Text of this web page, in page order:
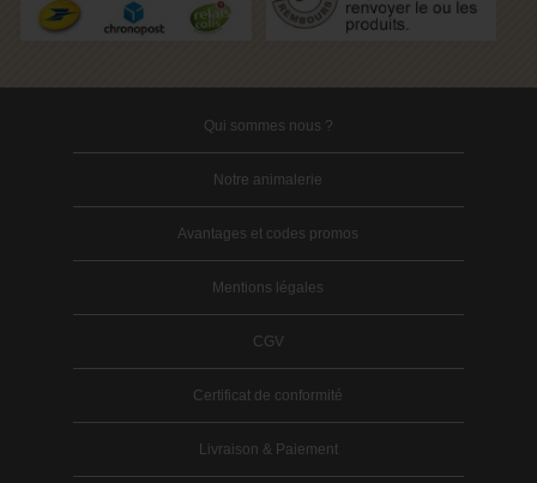
Qui sommes nous ?
Notre animalerie
Avantages et codes promos
Mentions légales
CGV
Certificat de conformité
Livraison & Paiement